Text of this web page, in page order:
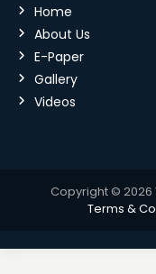
Home
About Us
E-Paper
Gallery
Videos
Copyright © 2026
Terms &